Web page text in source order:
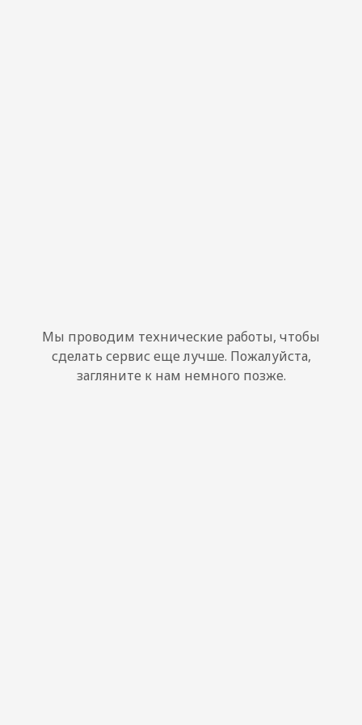
Мы проводим технические работы, чтобы
сделать сервис еще лучше. Пожалуйста,
загляните к нам немного позже.